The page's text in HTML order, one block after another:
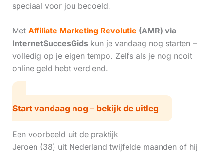
speciaal voor jou bedoeld.
Met Affiliate Marketing Revolutie (AMR) via
InternetSuccesGidskun je vandaag nog starten –
volledig op je eigen tempo. Zelfs als je nog nooit
online geld hebt verdiend.
Start vandaag nog – bekijk de uitleg
Een voorbeeld uit de praktijk
Jeroen (38) uit Nederland twijfelde maanden of hij